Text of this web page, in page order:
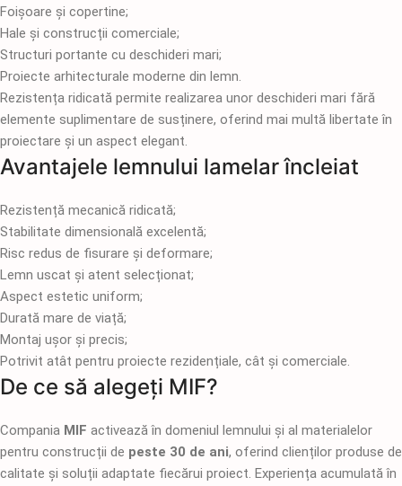
Foișoare și copertine;
Hale și construcții comerciale;
Structuri portante cu deschideri mari;
Proiecte arhitecturale moderne din lemn.
Rezistența ridicată permite realizarea unor deschideri mari fără
elemente suplimentare de susținere, oferind mai multă libertate în
proiectare și un aspect elegant.
Avantajele lemnului lamelar încleiat
Rezistență mecanică ridicată;
Stabilitate dimensională excelentă;
Risc redus de fisurare și deformare;
Lemn uscat și atent selecționat;
Aspect estetic uniform;
Durată mare de viață;
Montaj ușor și precis;
Potrivit atât pentru proiecte rezidențiale, cât și comerciale.
De ce să alegeți MIF?
Compania MIF activează în domeniul lemnului și al materialelor
pentru construcții de peste 30 de ani, oferind clienților produse de
calitate și soluții adaptate fiecărui proiect. Experiența acumulată în